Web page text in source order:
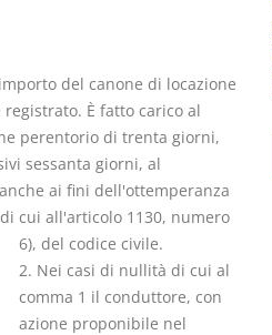
del canone di locazione
È fatto carico al
perentorio di trenta giorni,
sessanta giorni, al
ai fini dell'ottemperanza
cui all'articolo 1130, numero
6), del codice civile.
2. Nei casi di nullità di cui al
comma 1 il conduttore, con
azione proponibile nel
I Vincoli Preliminari
D. Minussi
Versione ebook€ 4,19
(iva incl.)